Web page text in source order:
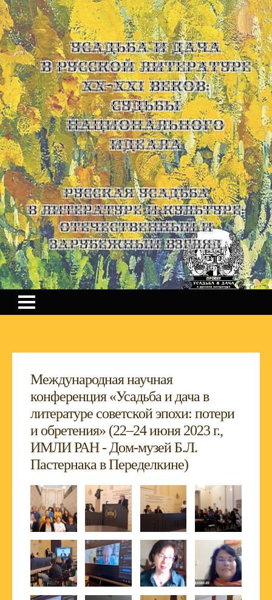
УСАДЬБА И ДАЧА
В РУССКОЙ ЛИТЕРАТУРЕ
XX-XXI ВЕКОВ:
СУДЬБЫ
НАЦИОНАЛЬНОГО
ИДЕАЛА
Русская усадьба
в литературе и культуре:
отечественный и
зарубежный взгляд
Международная научная
конференция «Усадьба и дача в
литературе советской эпохи: потери
и обретения» (22–24 июня 2023 г.,
ИМЛИ РАН - Дом-музей Б.Л.
Пастернака в Переделкине)